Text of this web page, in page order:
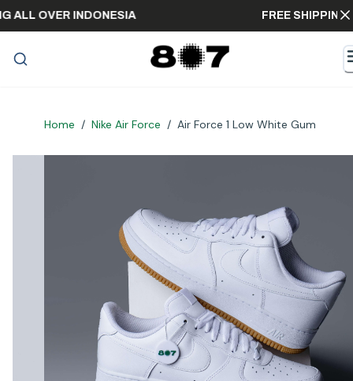
ALL OVER INDONESIA FREE
Home / Nike Air Force / Air Force 1 Low White Gum